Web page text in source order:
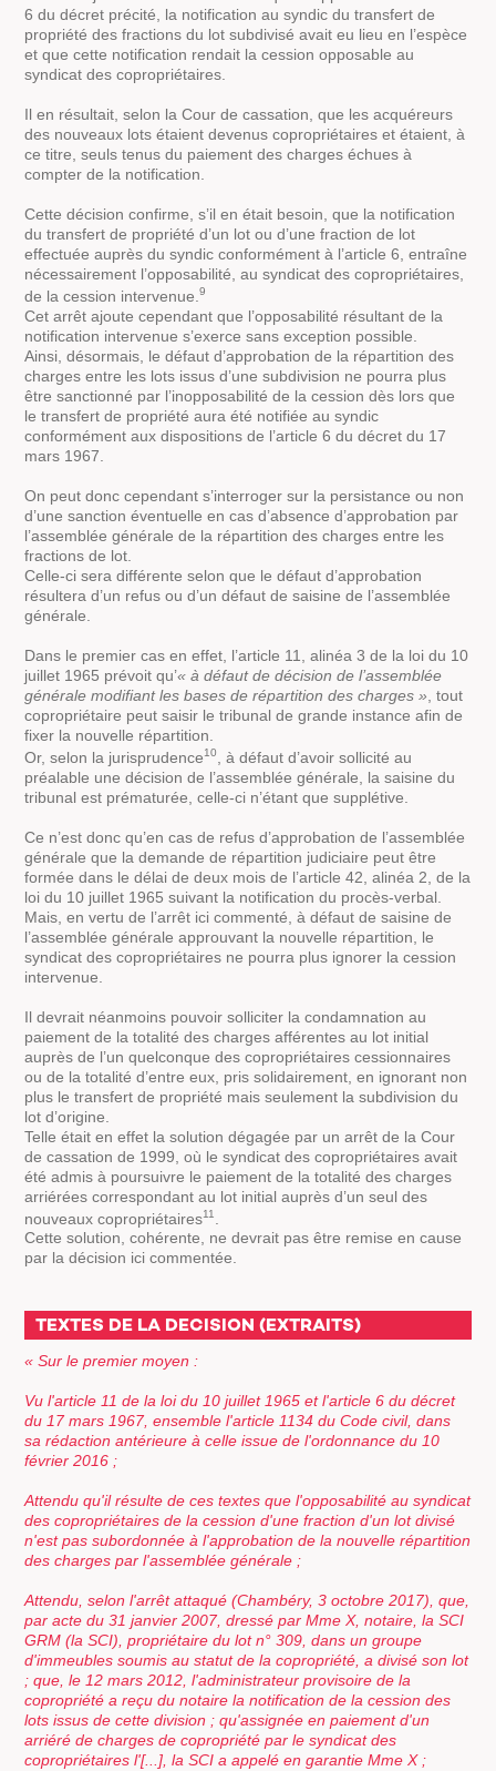
6 du décret précité, la notification au syndic du transfert de
propriété des fractions du lot subdivisé avait eu lieu en l’espèce
et que cette notification rendait la cession opposable au
syndicat des copropriétaires.
Il en résultait, selon la Cour de cassation, que les acquéreurs
des nouveaux lots étaient devenus copropriétaires et étaient, à
ce titre, seuls tenus du paiement des charges échues à
compter de la notification.
Cette décision confirme, s’il en était besoin, que la notification
du transfert de propriété d’un lot ou d’une fraction de lot
effectuée auprès du syndic conformément à l’article 6, entraîne
nécessairement l’opposabilité, au syndicat des copropriétaires,
de la cession intervenue.9
Cet arrêt ajoute cependant que l’opposabilité résultant de la
notification intervenue s’exerce sans exception possible.
Ainsi, désormais, le défaut d’approbation de la répartition des
charges entre les lots issus d’une subdivision ne pourra plus
être sanctionné par l’inopposabilité de la cession dès lors que
le transfert de propriété aura été notifiée au syndic
conformément aux dispositions de l’article 6 du décret du 17
mars 1967.
On peut donc cependant s’interroger sur la persistance ou non
d’une sanction éventuelle en cas d’absence d’approbation par
l’assemblée générale de la répartition des charges entre les
fractions de lot.
Celle-ci sera différente selon que le défaut d’approbation
résultera d’un refus ou d’un défaut de saisine de l’assemblée
générale.
Dans le premier cas en effet, l’article 11, alinéa 3 de la loi du 10
juillet 1965 prévoit qu’« à défaut de décision de l’assemblée
générale modifiant les bases de répartition des charges » , tout
copropriétaire peut saisir le tribunal de grande instance afin de
fixer la nouvelle répartition.
Or, selon la jurisprudence10
, à défaut d’avoir sollicité au
préalable une décision de l’assemblée générale, la saisine du
tribunal est prématurée, celle-ci n’étant que supplétive.
Ce n’est donc qu’en cas de refus d’approbation de l’assemblée
générale que la demande de répartition judiciaire peut être
formée dans le délai de deux mois de l’article 42, alinéa 2, de la
loi du 10 juillet 1965 suivant la notification du procès-verbal.
Mais, en vertu de l’arrêt ici commenté, à défaut de saisine de
l’assemblée générale approuvant la nouvelle répartition, le
syndicat des copropriétaires ne pourra plus ignorer la cession
intervenue.
Il devrait néanmoins pouvoir solliciter la condamnation au
paiement de la totalité des charges afférentes au lot initial
auprès de l’un quelconque des copropriétaires cessionnaires
ou de la totalité d’entre eux, pris solidairement, en ignorant non
plus le transfert de propriété mais seulement la subdivision du
lot d’origine.
Telle était en effet la solution dégagée par un arrêt de la Cour
de cassation de 1999, où le syndicat des copropriétaires avait
été admis à poursuivre le paiement de la totalité des charges
arriérées correspondant au lot initial auprès d’un seul des
nouveaux copropriétaires11
Cette solution, cohérente, ne devrait pas être remise en cause
par la décision ici commentée.
TEXTES DE LA DECISION (EXTRAITS)
« Sur le premier moyen :
Vu l'article 11 de la loi du 10 juillet 1965 et l'article 6 du décret
du 17 mars 1967, ensemble l'article 1134 du Code civil, dans
sa rédaction antérieure à celle issue de l'ordonnance du 10
février 2016 ;
Attendu qu'il résulte de ces textes que l'opposabilité au syndicat
des copropriétaires de la cession d'une fraction d'un lot divisé
n'est pas subordonnée à l'approbation de la nouvelle répartition
des charges par l'assemblée générale ;
Attendu, selon l'arrêt attaqué (Chambéry, 3 octobre 2017), que,
par acte du 31 janvier 2007, dressé par Mme X, notaire, la SCI
GRM (la SCI), propriétaire du lot n° 309, dans un groupe
d'immeubles soumis au statut de la copropriété, a divisé son lot
; que, le 12 mars 2012, l'administrateur provisoire de la
copropriété a reçu du notaire la notification de la cession des
lots issus de cette division ; qu'assignée en paiement d'un
arriéré de charges de copropriété par le syndicat des
copropriétaires l'[...], la SCI a appelé en garantie Mme X ;